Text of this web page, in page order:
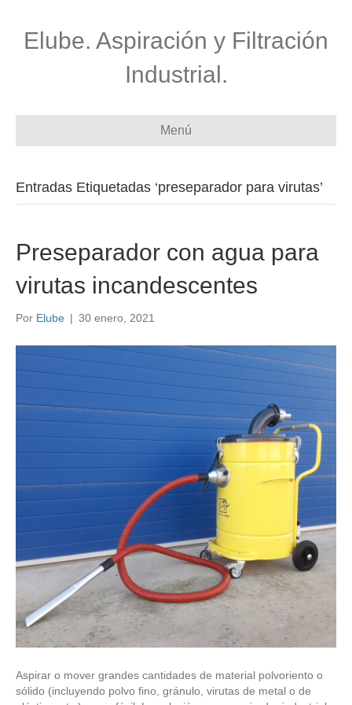
Elube. Aspiración y Filtración
Industrial.
Menú
Entradas Etiquetadas ‘preseparador para virutas’
Preseparador con agua para
virutas incandescentes
Por Elube | 30 enero, 2021
Aspirar o mover grandes cantidades de material polvoriento o
sólido (incluyendo polvo fino, gránulo, virutas de metal o de